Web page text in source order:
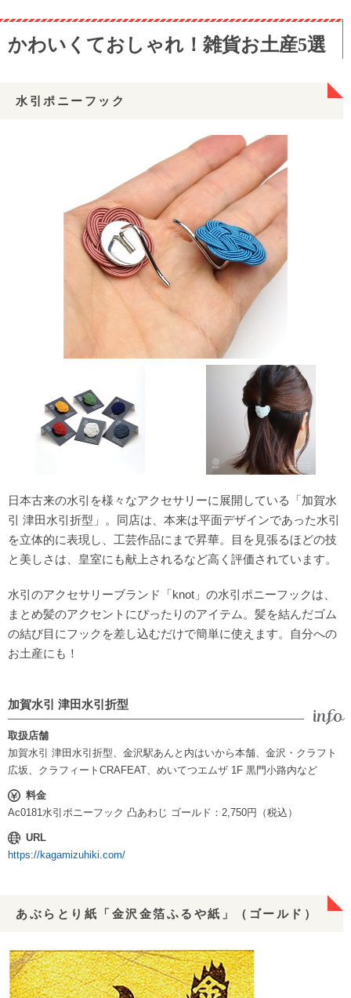
かわいくておしゃれ！雑貨お土産5選
水引ポニーフック
日本古来の水引を様々なアクセサリーに展開している「加賀水
引 津田水引折型」。同店は、本来は平面デザインであった水引
を立体的に表現し、工芸作品にまで昇華。目を見張るほどの技
と美しさは、皇室にも献上されるなど高く評価されています。
水引のアクセサリーブランド「knot」の水引ポニーフックは、
まとめ髪のアクセントにぴったりのアイテム。髪を結んだゴム
の結び目にフックを差し込むだけで簡単に使えます。自分への
お土産にも！
加賀水引 津田水引折型
取扱店舗
加賀水引 津田水引折型、金沢駅あんと内はいから本舗、金沢・クラフト
広坂、クラフィートCRAFEAT、めいてつエムザ 1F 黒門小路内など
料金
Ac0181水引ポニーフック 凸あわじ ゴールド：2,750円（税込）
URL
https://kagamizuhiki.com/
あぶらとり紙「金沢金箔ふるや紙」（ゴールド）